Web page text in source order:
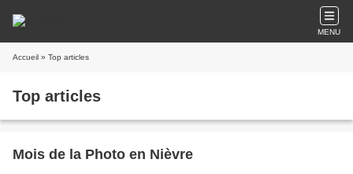
MENU
Accueil » Top articles
Top articles
Mois de la Photo en Nièvre